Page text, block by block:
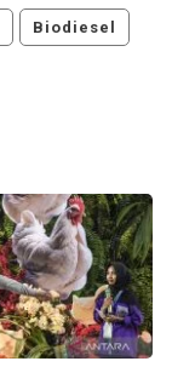
Biodiesel